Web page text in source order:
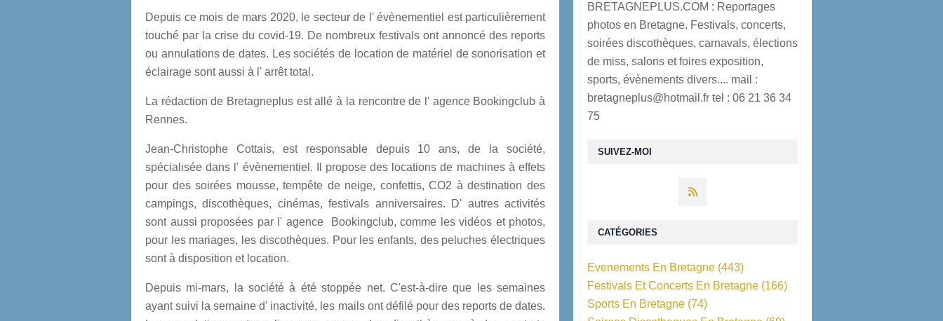
Depuis ce mois de mars 2020, le secteur de l' évènementiel est particulièrement
touché par la crise du covid-19. De nombreux festivals ont annoncé des reports
ou annulations de dates. Les sociétés de location de matériel de sonorisation et
éclairage sont aussi à l' arrêt total.
La rédaction de Bretagneplus est allé à la rencontre de l' agence Bookingclub à
Rennes.
Jean-Christophe Cottais, est responsable depuis 10 ans, de la société,
spécialisée dans l' évènementiel. Il propose des locations de machines à effets
pour des soirées mousse, tempête de neige, confettis, CO2 à destination des
campings, discothèques, cinémas, festivals anniversaires. D' autres activités
sont aussi proposées par l' agence Bookingclub, comme les vidéos et photos,
pour les mariages, les discothèques. Pour les enfants, des peluches électriques
sont à disposition et location.
Depuis mi-mars, la société à été stoppée net. C'est-à-dire que les semaines
ayant suivi la semaine d' inactivité, les mails ont défilé pour des reports de dates.
SUIVEZ-MOI
BRETAGNEPLUS.COM : Reportages
photos en Bretagne. Festivals, concerts,
soirées discothèques, carnavals, élections
de miss, salons et foires exposition,
sports, évènements divers.... mail :
bretagneplus@hotmail.fr tel : 06 21 36 34
75
CATÉGORIES
Evenements En Bretagne (443)
Festivals Et Concerts En Bretagne (166)
Sports En Bretagne (74)